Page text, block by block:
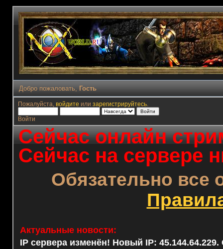
Добро пожаловать, Гость
Пожалуйста, войдите или зарегистрируйтесь.
Войти
Сейчас онлайн
Сейчас на сервере
Обязательно все
Актуальные новости:
IP сервера изменён! Новый IP: 45.144.64.229.